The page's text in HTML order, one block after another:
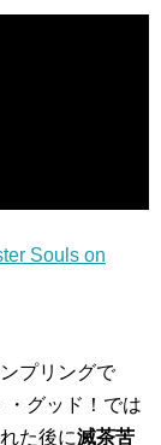
Souls on
プリングで
・グッド！では
た後に滅茶苦